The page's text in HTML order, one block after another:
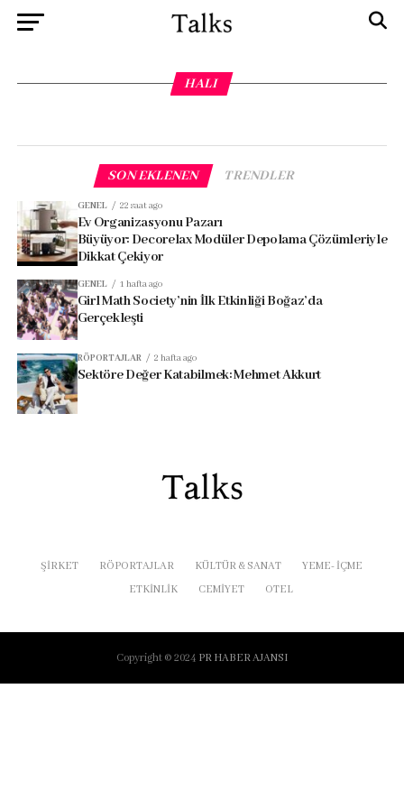
HALI
SON EKLENEN TRENDLER
GENEL 22 saat ago
Ev Organizasyonu Pazarı
Büyüyor: Decorelax Modüler Depolama Çözümleriyle
Dikkat Çekiyor
GENEL 1 hafta ago
Girl Math Society’nin İlk Etkinliği Boğaz’da
Gerçekleşti
RÖPORTAJLAR 2 hafta ago
Sektöre Değer Katabilmek: Mehmet Akkurt
ŞIRKET RÖPORTAJLAR KÜLTÜR & SANAT
YEME- İÇME
ETKINLIK
CEMIYET OTEL
Copyright © 2024 PR HABER AJANSI